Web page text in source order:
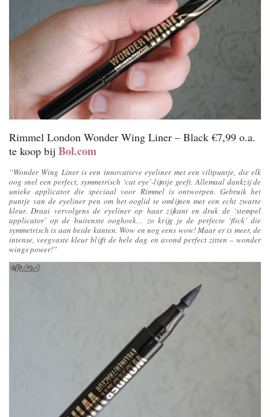
Rimmel London Wonder Wing Liner – Black €7,99 o.a.
te koop bij Bol.com
“Wonder Wing Liner is een innovatieve eyeliner met een viltpuntje, die elk
oog snel een perfect, symmetrisch ‘cat eye’-lijntje geeft. Allemaal dankzij de
unieke applicator die speciaal voor Rimmel is ontworpen. Gebruik het
puntje van de eyeliner pen om het ooglid te omlijnen met een echt zwarte
kleur. Draai vervolgens de eyeliner op haar zijkant en druk de ‘stempel
applicator’ op de buitenste ooghoek… zo krijg je de perfecte ‘flick’ die
symmetrisch is aan beide kanten. Wow en nog eens wow! Maar er is meer, de
intense, veegvaste kleur blijft de hele dag en avond perfect zitten – wonder
wings power!”